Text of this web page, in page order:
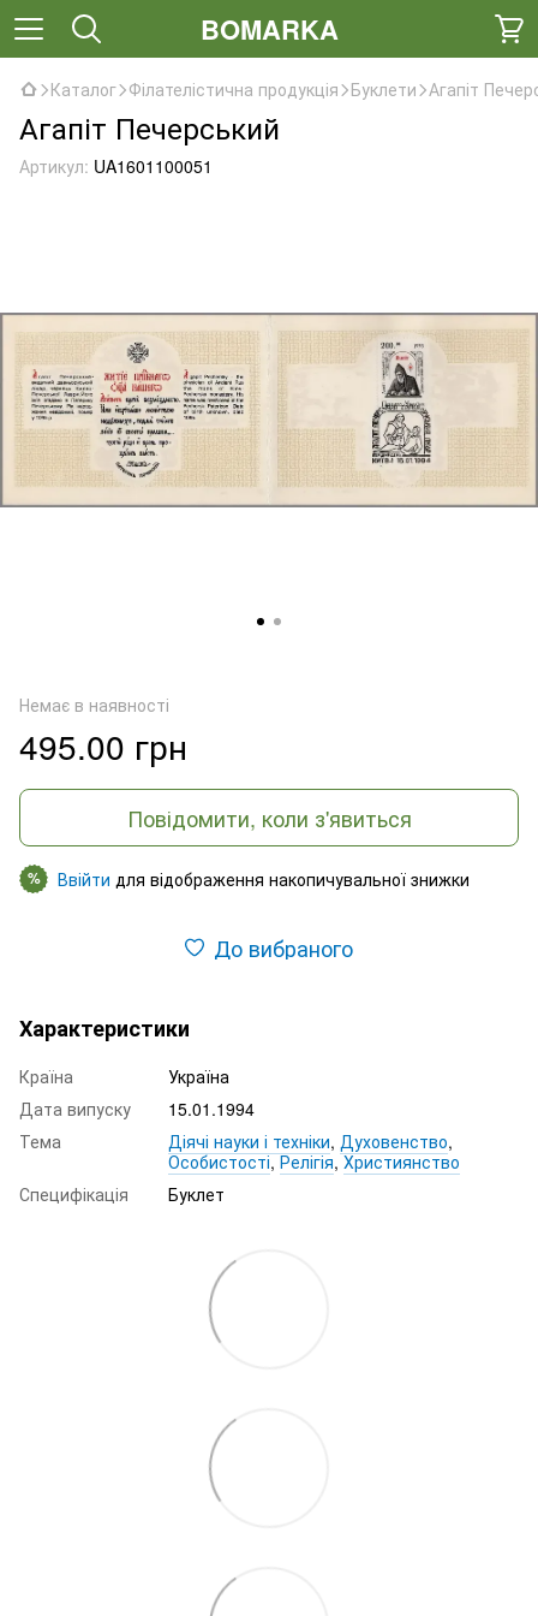
BOMARKA
Каталог Філателістична продукція Буклети Агапіт
Агапіт ​​Печерський
Артикул: UA1601100051
Немає в наявності
495.00 грн
Повідомити, коли з'явиться
% Ввійти для відображення накопичувальної знижки
До вибраного
Характеристики
Країна
Україна
Дата випуску
15.01.1994
Тема
Діячі науки і техніки, Духовенство,
Особистості,Релігія,Християнство
Специфікація
Буклет